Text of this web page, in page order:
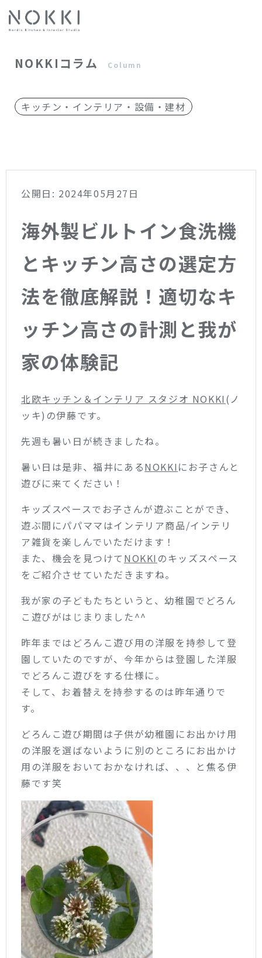
NOKKIコラム Column
キッチン・インテリア・設備・建材
公開日: 2024年05月27日
海外製ビルトイン食洗機
とキッチン高さの選定方
法を徹底解説！適切なキ
ッチン高さの計測と我が
家の体験記
北欧キッチン＆インテリア スタジオ NOKKI(ノ
ッキ)の伊藤です。
先週も暑い日が続きましたね。
暑い日は是非、福井にあるNOKKIにお子さんと
遊びに来てください！
キッズスペースでお子さんが遊ぶことができ、
遊ぶ間にパパママはインテリア商品/インテリ
ア雑貨を楽しんでいただけます！
また、機会を見つけて NOKKI のキッズスペース
をご紹介させていただきますね。
我が家の子どもたちというと、幼稚園でどろん
こ遊びがはじまりました^^
昨年まではどろんこ遊び用の洋服を持参して登
園していたのですが、今年からは登園した洋服
でどろんこ遊びをする仕様に。
そして、お着替えを持参するのは昨年通りで
す。
どろんこ遊び期間は子供が幼稚園にお出かけ用
の洋服を選ばないように別のところにお出かけ
用の洋服をおいておかなければ、、、と焦る伊
藤です笑